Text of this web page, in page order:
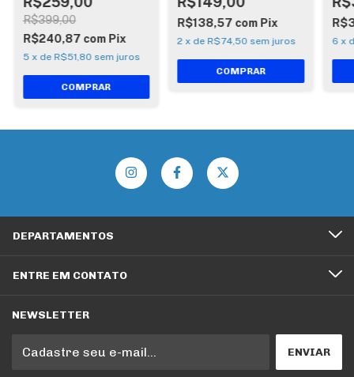
R$399,00
R$240,87 com Pix
5 x de R$51,80 sem juros
R$138,57 com Pix
2 x de R$74,50 sem juros 6 x
DEPARTAMENTOS
ENTRE EM CONTATO
NEWSLETTER